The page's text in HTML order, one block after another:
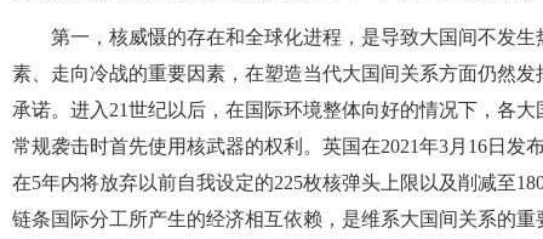
第一，核威慑的存在和全球化进程，是导致大国间不发
素、走向冷战的重要因素，在塑造当代大国间关系方面仍然
承诺。进入21世纪以后，在国际环境整体向好的情况下，各
常规袭击时首先使用核武器的权利。英国在2021年3月16日
在5年内将放弃以前自我设定的225枚核弹头上限以及削减至
链条国际分工所产生的经济相互依赖，是维系大国间关系的